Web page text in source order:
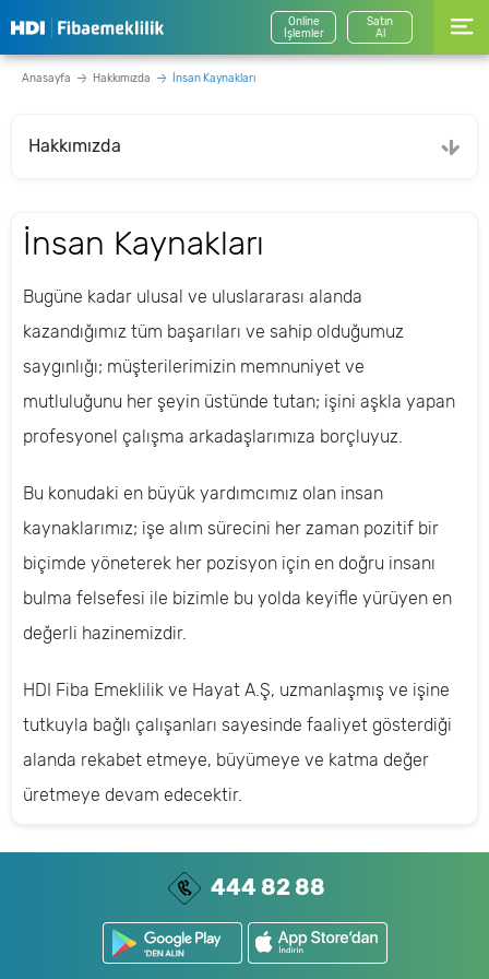
Online
İşlemler
Satın
Al
Anasayfa Hakkımızda İnsan Kaynakları
Hakkımızda
İnsan Kaynakları
Bugüne kadar ulusal ve uluslararası alanda
kazandığımız tüm başarıları ve sahip olduğumuz
saygınlığı; müşterilerimizin memnuniyet ve
mutluluğunu her şeyin üstünde tutan; işini aşkla yapan
profesyonel çalışma arkadaşlarımıza borçluyuz.
Bu konudaki en büyük yardımcımız olan insan
kaynaklarımız; işe alım sürecini her zaman pozitif bir
biçimde yöneterek her pozisyon için en doğru insanı
bulma felsefesi ile bizimle bu yolda keyifle yürüyen en
değerli hazinemizdir.
HDI Fiba Emeklilik ve Hayat A.Ş, uzmanlaşmış ve işine
tutkuyla bağlı çalışanları sayesinde faaliyet gösterdiği
alanda rekabet etmeye, büyümeye ve katma değer
üretmeye devam edecektir.
444 82 88